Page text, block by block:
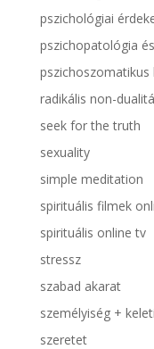
pszichológiai
pszichopatológia
pszichoszomatikus
radikális non-
seek for the truth
sexuality
simple meditation
spirituális filmek
spirituális online tv
stressz
szabad akarat
személyiség +
szeretet